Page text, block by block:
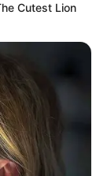
Cutest Lion